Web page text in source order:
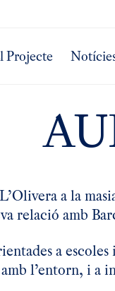
Projecte
a la
relació amb
a
l’entorn, i a